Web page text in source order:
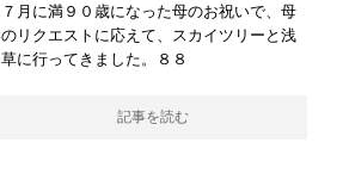
７月に満９０歳になった母のお祝いで、母
のリクエストに応えて、スカイツリーと浅
草に行ってきました。８８
記事を読む